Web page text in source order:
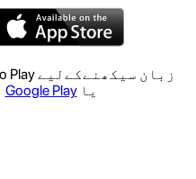
زبان سیکھنےکےلیے LinGo Play ایپلیکیشن
یاGoogle Play